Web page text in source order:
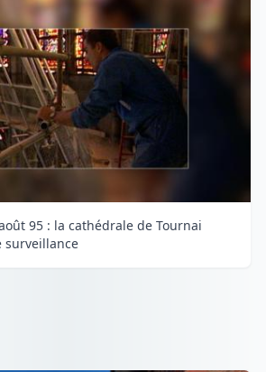
95 : la cathédrale de Tournai
surveillance